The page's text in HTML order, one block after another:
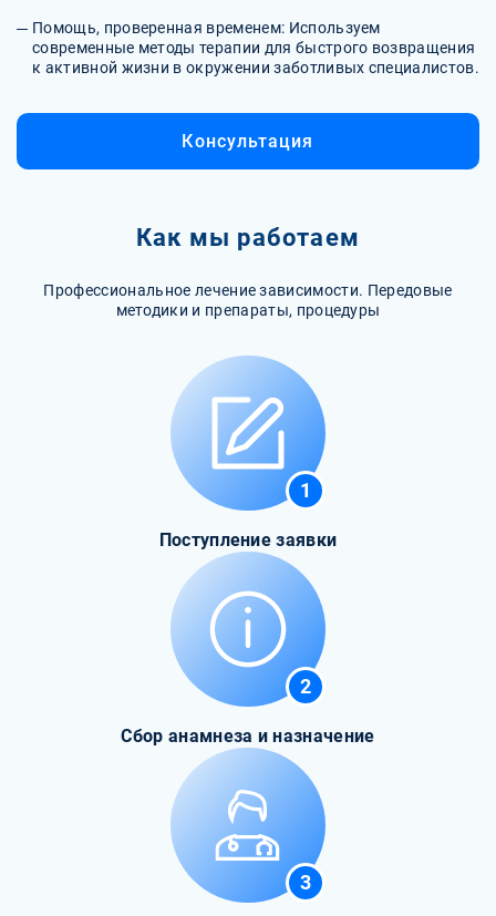
Помощь, проверенная временем: Используем
современные методы терапии для быстрого возвращения
к активной жизни в окружении заботливых специалистов.
Консультация
Как мы работаем
Профессиональное лечение зависимости. Передовые
методики и препараты, процедуры
1
Поступление заявки
2
Сбор анамнеза и назначение
3